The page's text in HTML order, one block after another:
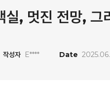
실, 멋진 전망, 그
작성자 E**** Date